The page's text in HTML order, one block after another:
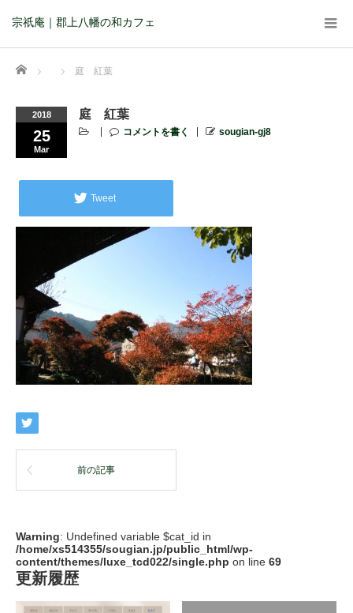
宗祇庵｜郡上八幡の和カフェ
Home 庭 紅葉
2018
25
Mar
庭 紅葉
コメントを書く sougian-gj8
Tweet
前の記事
Warning: Undefined variable $cat_id in
/home/xs514355/sougian.jp/public_html/wp-
content/themes/luxe_tcd022/single.php on line 69
更新履歴